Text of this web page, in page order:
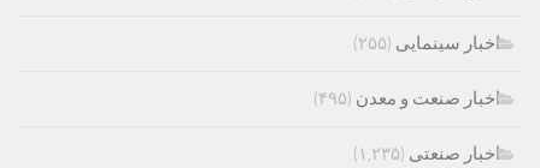
اخبار سینمایی (۲۵۵)
اخبار صنعت و معدن (۴۹۵)
اخبار صنعتی (۱,۲۳۵)